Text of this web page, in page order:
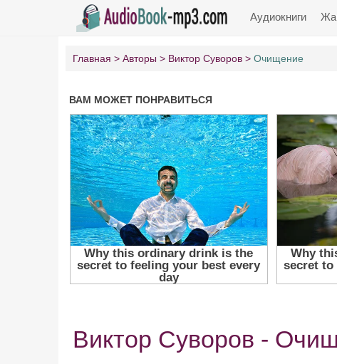
Аудиокниги
Главная Авторы Виктор Суворов Очищение
Виктор Суворов -